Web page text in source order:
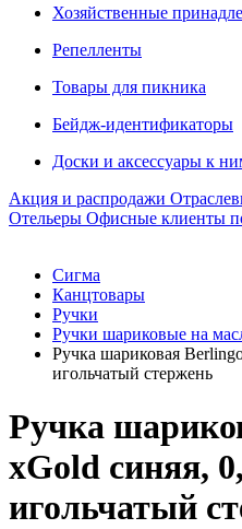
Хозяйственные
Репелленты
Товары для пикника
Бейдж-идентификаторы
Доски и аксессуары к
Акция и распродажи
Отельеры Офисные клиенты
Сигма
Канцтовары
Ручки
Ручки шариковые на
Ручка шариковая
игольчатый стержень
Ручка
xGold синяя,
игольчатый